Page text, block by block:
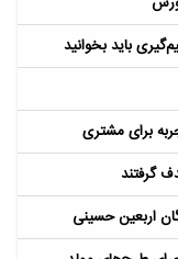
باید بخوانید
برای مشتری
گرفتند
اربعین حسینی